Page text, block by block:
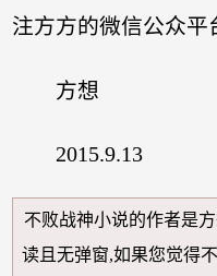
注方方的微信公众平
方想
2015.9.13
不败战神小说的作者是
读 且无弹窗,如果您觉得